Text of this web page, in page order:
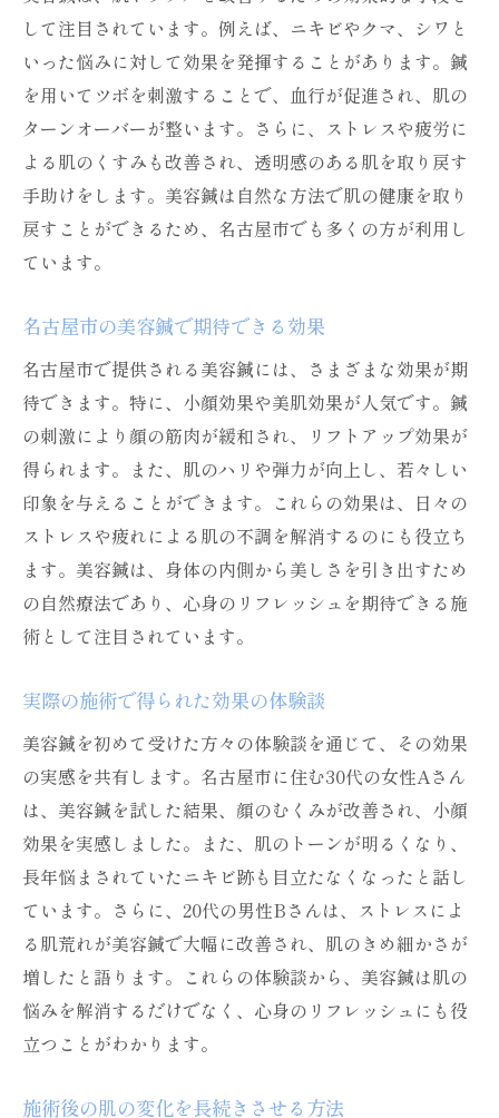
して注目されています。例えば、ニキビやクマ、シワと
いった悩みに対して効果を発揮することがあります。鍼
を用いてツボを刺激することで、血行が促進され、肌の
ターンオーバーが整います。さらに、ストレスや疲労に
よる肌のくすみも改善され、透明感のある肌を取り戻す
手助けをします。美容鍼は自然な方法で肌の健康を取り
戻すことができるため、名古屋市でも多くの方が利用し
ています。
名古屋市の美容鍼で期待できる効果
名古屋市で提供される美容鍼には、さまざまな効果が期
待できます。特に、小顔効果や美肌効果が人気です。鍼
の刺激により顔の筋肉が緩和され、リフトアップ効果が
得られます。また、肌のハリや弾力が向上し、若々しい
印象を与えることができます。これらの効果は、日々の
ストレスや疲れによる肌の不調を解消するのにも役立ち
ます。美容鍼は、身体の内側から美しさを引き出すため
の自然療法であり、心身のリフレッシュを期待できる施
術として注目されています。
実際の施術で得られた効果の体験談
美容鍼を初めて受けた方々の体験談を通じて、その効果
の実感を共有します。名古屋市に住む30代の女性Aさん
は、美容鍼を試した結果、顔のむくみが改善され、小顔
効果を実感しました。また、肌のトーンが明るくなり、
長年悩まされていたニキビ跡も目立たなくなったと話し
ています。さらに、20代の男性Bさんは、ストレスによ
る肌荒れが美容鍼で大幅に改善され、肌のきめ細かさが
増したと語ります。これらの体験談から、美容鍼は肌の
悩みを解消するだけでなく、心身のリフレッシュにも役
立つことがわかります。
施術後の肌の変化を長続きさせる方法